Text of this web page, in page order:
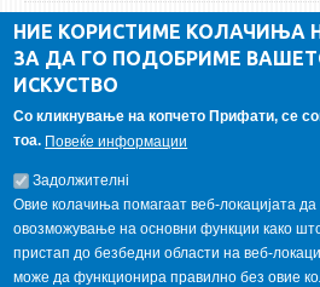
ДА Винчи магазин
Алумни асоцијација
ГАЛЕРИЈА
НИЕ КОРИСТИМЕ КОЛАЧИЊА
ЗА ДА ГО ПОДОБРИМЕ
ИСКУСТВО
Со кликнување на копчето Прифати, се
тоа. Повеќе информации
Задолжителнi
Овие колачиња помагаат веб-локацијата
овозможување на основни функции како
пристап до безбедни области на веб-
може да функционира правилно без овие